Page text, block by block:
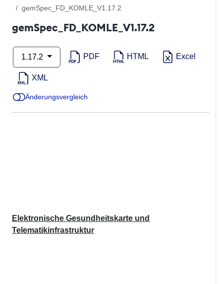
gemSpec_FD_KOMLE_V1.17.2
gemSpec_FD_KOMLE_V1.17.2
1.17.2 PDF HTML Excel
XML
Änderungsvergleich
Elektronische Gesundheitskarte und
Telematikinfrastruktur